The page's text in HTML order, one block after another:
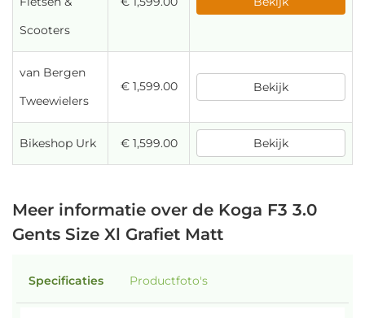
Scooters
van Bergen
Tweewielers
€ 1,599.00 Bekijk
Bikeshop Urk € 1,599.00 Bekijk
Meer informatie over de Koga F3 3.0
Gents Size Xl Grafiet Matt
Specificaties Productfoto's